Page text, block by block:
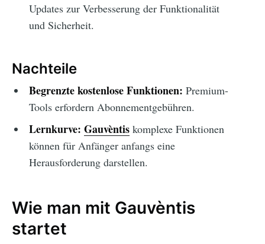
Updates zur Verbesserung der Funktionalität
und Sicherheit.
Nachteile
Begrenzte kostenlose Funktionen: Premium-
Tools erfordern Abonnementgebühren.
Lernkurve: Gauvèntiskomplexe Funktionen
können für Anfänger anfangs eine
Herausforderung darstellen.
Wie man mit Gauvèntis
startet